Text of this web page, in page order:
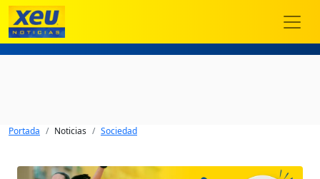
Portada Noticias Sociedad